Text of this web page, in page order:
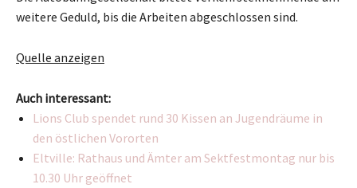
weitere Geduld, bis die Arbeiten abgeschlossen sind.
Quelle anzeigen
Auch interessant:
Lions Club spendet rund 30 Kissen an Jugendräume in
den östlichen Vororten
Eltville: Rathaus und Ämter am Sektfestmontag nur bis
10.30 Uhr geöffnet